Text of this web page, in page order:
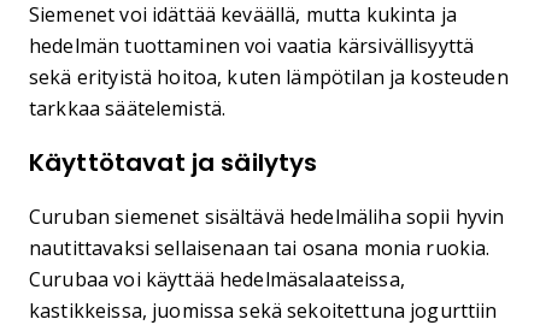
Siemenet voi idättää keväällä, mutta kukinta ja
hedelmän tuottaminen voi vaatia kärsivällisyyttä
sekä erityistä hoitoa, kuten lämpötilan ja kosteuden
tarkkaa säätelemistä.
Käyttötavat ja säilytys
Curuban siemenet sisältävä hedelmäliha sopii hyvin
nautittavaksi sellaisenaan tai osana monia ruokia.
Curubaa voi käyttää hedelmäsalaateissa,
kastikkeissa, juomissa sekä sekoitettuna jogurttiin